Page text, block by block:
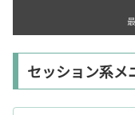
セッション系メ